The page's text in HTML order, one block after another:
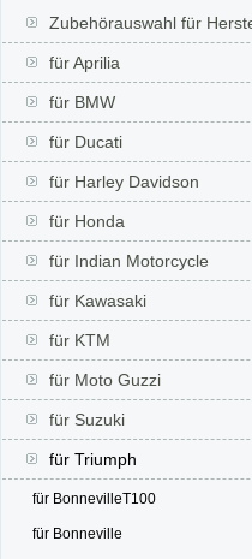
Zubehörauswahl für
für Aprilia
für BMW
für Ducati
für Harley Davidson
für Honda
für Indian Motorcycle
für Kawasaki
für KTM
für Moto Guzzi
für Suzuki
für Triumph
für BonnevilleT100
für Bonneville